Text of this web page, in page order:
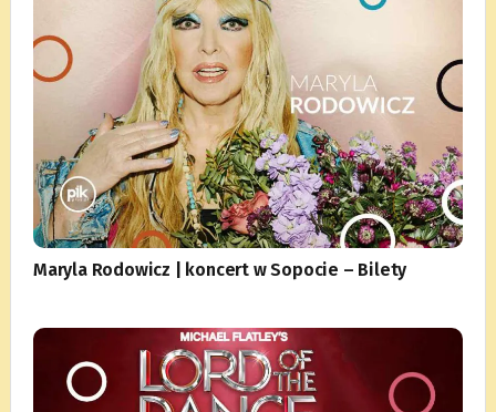
Maryla Rodowicz | koncert w Sopocie – Bilety